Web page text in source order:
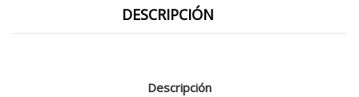
DESCRIPCIÓN
Descripción